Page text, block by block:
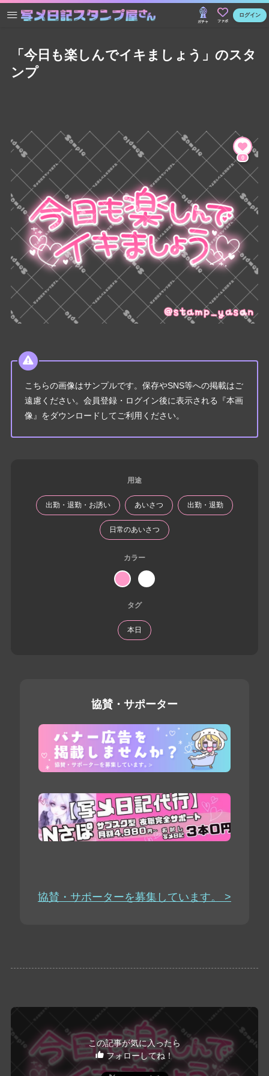
ガチャ ファボ
ログイン
「今日も楽しんでイキましょう」のスタ
ンプ
0
こちらの画像はサンプルです。保存やSNS等への掲載はご
遠慮ください。会員登録・ログイン後に表示される『本画
像』をダウンロードしてご利用ください。
用途
出勤・退勤・お誘い あいさつ 出勤・退勤
日常のあいさつ
カラー
タグ
本日
協賛・サポーター
協賛・サポーターを募集しています。 >
この記事が気に入ったら
フォローしてね！